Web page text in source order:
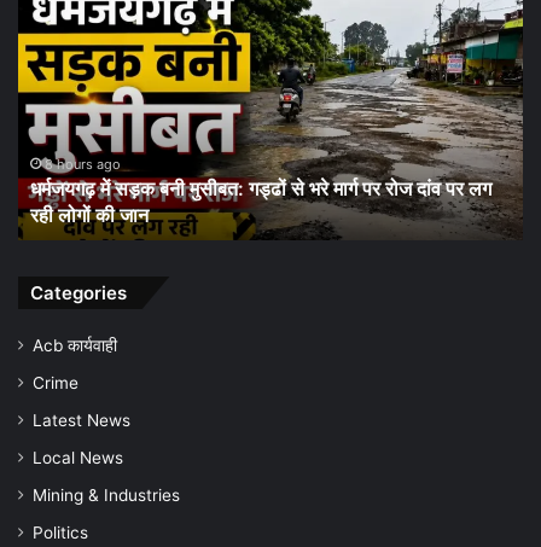
मलेरिया
अलर्ट:
स्वास्थ्य
विभाग
शुरू
किया
जन-
जागरूकता
समय
जांच
बचाव
की
1 day ago
धरमजयगढ़ में मलेरिया अलर्ट: स्वास्थ्य विभाग ने शुरू किया जन-
जागरूकता अभियान, समय पर जांच और बचाव की अपील
के
पर
बड़ा
पूरे
की
Categories
Acb कार्यवाही
Crime
Latest News
Local News
Mining & Industries
Politics